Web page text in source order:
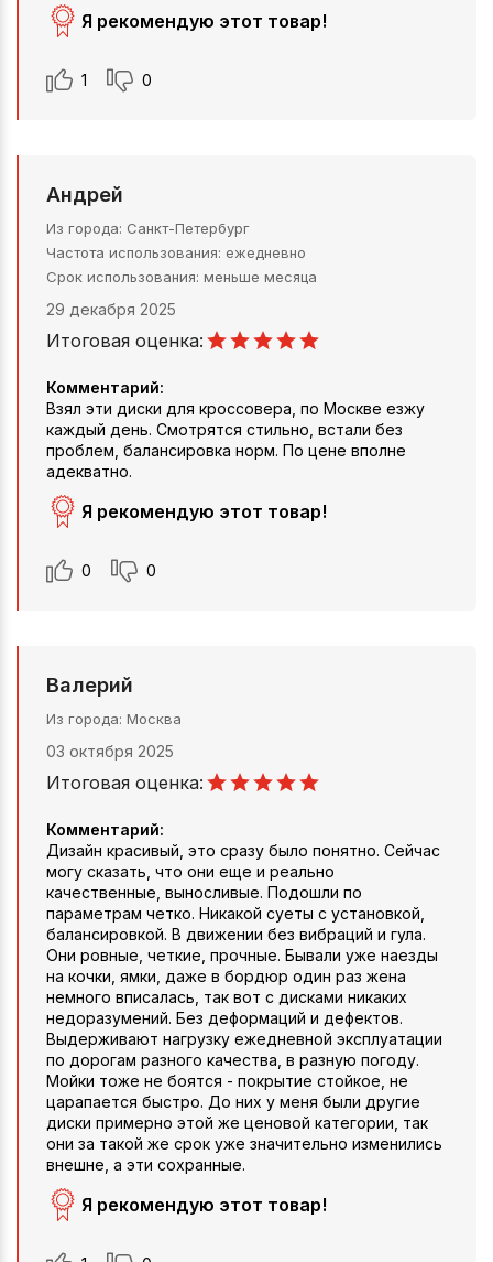
Я рекомендую этот товар!
1 0
Андрей
Из города Санкт-Петербург
Частота использования ежедневно
Срок использования меньше месяца
29 декабря 2025
Итоговая оценка:
Комментарий:
Взял эти диски для кроссовера, по Москве езжу
каждый день. Смотрятся стильно, встали без
проблем, балансировка норм. По цене вполне
адекватно.
Я рекомендую этот товар!
0 0
Валерий
Из города Москва
03 октября 2025
Итоговая оценка:
Комментарий:
Дизайн красивый, это сразу было понятно. Сейчас
могу сказать, что они еще и реально
качественные, выносливые. Подошли по
параметрам четко. Никакой суеты с установкой,
балансировкой. В движении без вибраций и гула.
Они ровные, четкие, прочные. Бывали уже наезды
на кочки, ямки, даже в бордюр один раз жена
немного вписалась, так вот с дисками никаких
недоразумений. Без деформаций и дефектов.
Выдерживают нагрузку ежедневной эксплуатации
по дорогам разного качества, в разную погоду.
Мойки тоже не боятся - покрытие стойкое, не
царапается быстро. До них у меня были другие
диски примерно этой же ценовой категории, так
они за такой же срок уже значительно изменились
внешне, а эти сохранные.
Я рекомендую этот товар!